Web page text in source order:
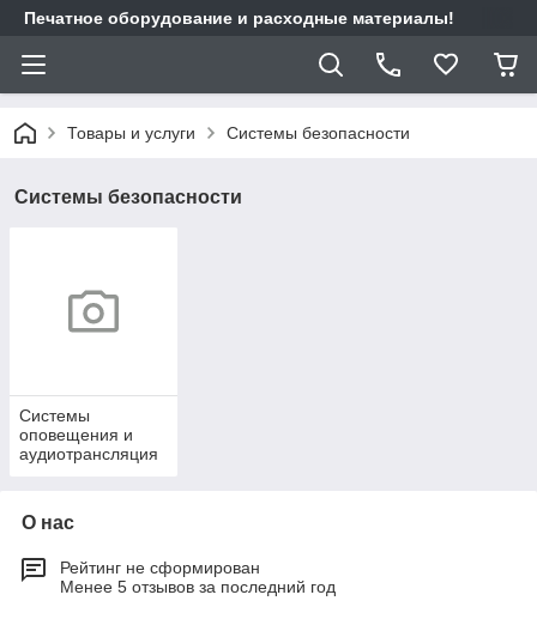
Печатное оборудование и расходные материалы!
Товары и услуги Системы безопасности
Системы безопасности
Системы
оповещения и
аудиотрансляция
О нас
Рейтинг не сформирован
Менее 5 отзывов за последний год